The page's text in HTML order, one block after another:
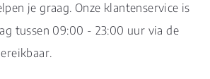
je graag. Onze klantenservice is
tussen 09:00 - 23:00 uur via de